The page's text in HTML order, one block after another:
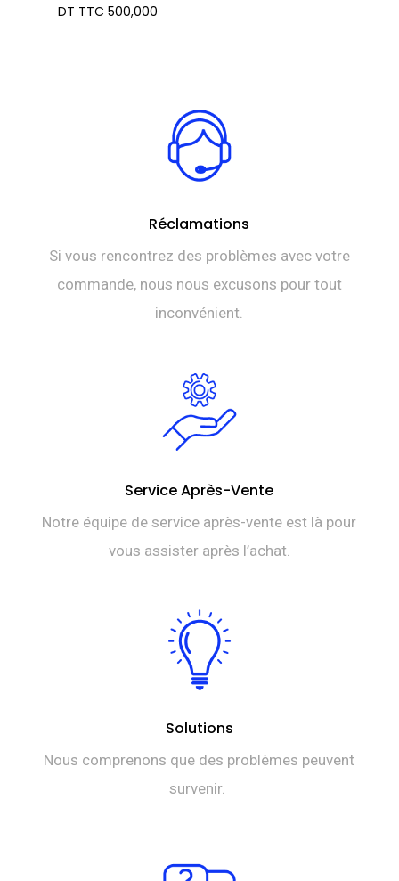
DT TTC 500,000
Réclamations
Si vous rencontrez des problèmes avec votre
commande, nous nous excusons pour tout
inconvénient.
Service Après-Vente
Notre équipe de service après-vente est là pour
vous assister après l’achat.
Solutions
Nous comprenons que des problèmes peuvent
survenir.